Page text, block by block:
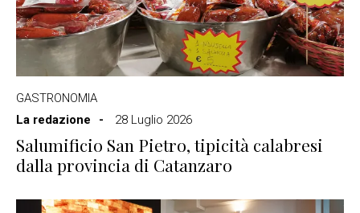
GASTRONOMIA
La redazione
28 Luglio 2026
Salumificio San Pietro, tipicità calabresi
dalla provincia di Catanzaro